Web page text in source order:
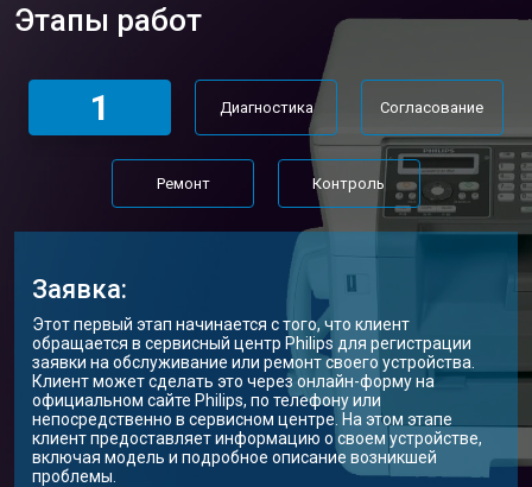
Этапы работ
1 Диагностика Согласование
Ремонт Контроль
Заявка:
Этот первый этап начинается с того, что клиент
обращается в сервисный центр Philips для регистрации
заявки на обслуживание или ремонт своего устройства.
Клиент может сделать это через онлайн-форму на
официальном сайте Philips, по телефону или
непосредственно в сервисном центре. На этом этапе
клиент предоставляет информацию о своем устройстве,
включая модель и подробное описание возникшей
проблемы.